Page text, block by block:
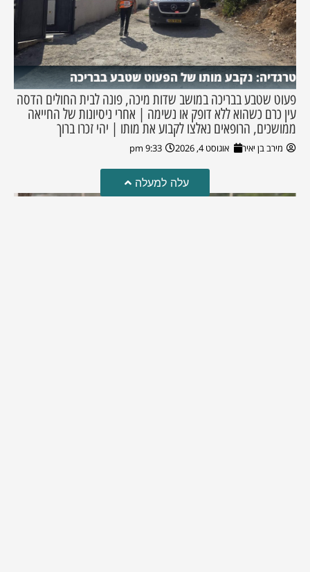
טרגדיה: נקבע מותו של הפעוט שטבע בבריכה
פעוט שטבע בבריכה במושב שדות מיכה, פונה לבית החולים הדסה
עין כרם כשהוא ללא דופק או נשימה | אחרי ניסיונות של החייאה
ממושכים, הרופאים נאלצו לקבוע את מותו | יהי זכרו ברוך
מירב בן יאיר אוגוסט 4, 2026 9:33 pm
עלה למעלה